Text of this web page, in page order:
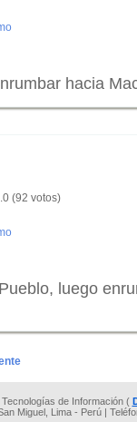
hacia
(92 votos)
luego
de Información (
Miguel, Lima - Perú |